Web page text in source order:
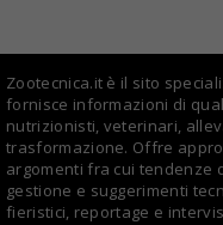
Zootecnica.it è il sito
fornisce informazioni di
nutrizionisti, veterinari,
trasformazione. Offre
argomenti fra cui tendenze
gestione e suggerimenti
fieristici, reportage e